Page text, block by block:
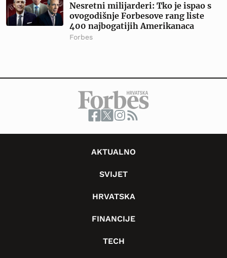
Nesretni milijarderi: Tko je ispao s
ovogodišnje Forbesove rang liste
400 najbogatijih Amerikanaca
Forbes
AKTUALNO
SVIJET
HRVATSKA
FINANCIJE
TECH